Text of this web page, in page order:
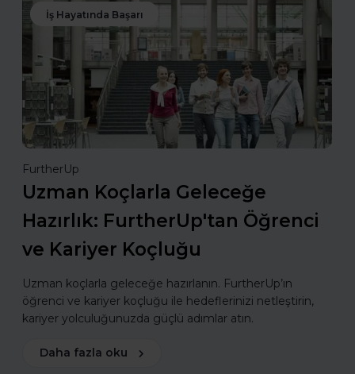
İş Hayatında Başarı
FurtherUp
Uzman Koçlarla Geleceğe
Hazırlık: FurtherUp'tan Öğrenci
ve Kariyer Koçluğu
Uzman koçlarla geleceğe hazırlanın. FurtherUp’ın
öğrenci ve kariyer koçluğu ile hedeflerinizi netleştirin,
kariyer yolculuğunuzda güçlü adımlar atın.
Daha fazla oku